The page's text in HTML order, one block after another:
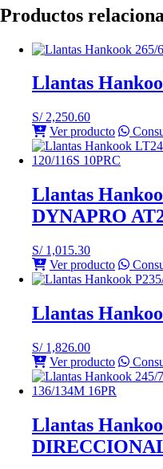
Productos
Llantas
S/2,250.60
Ver producto
Llantas
DYNAPRO
S/1,015.30
Ver producto
Llantas
S/1,826.00
Ver producto
Llantas